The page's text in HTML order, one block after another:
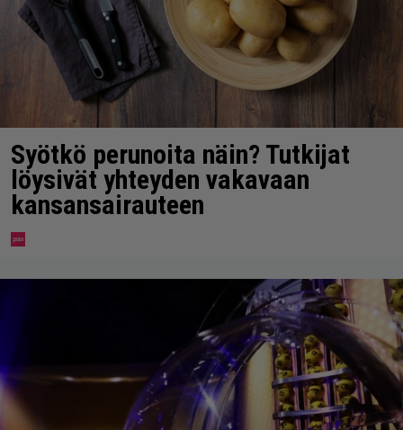
Syötkö perunoita näin? Tutkijat
löysivät yhteyden vakavaan
kansansairauteen